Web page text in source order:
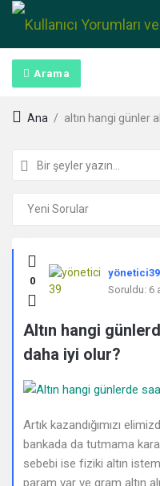
Arama
Ana / altın hangi günler
Kullanıcı
Yorumları
ve
Deneyimleri
En
sonuncu
Sorular
0
yönetici39
Soruldu: 6
Altın hangi
daha iyi olur?
Artık kazandığımızı
bankada da tutmama
sebebi ise fiziki altın
param var ve gram altın